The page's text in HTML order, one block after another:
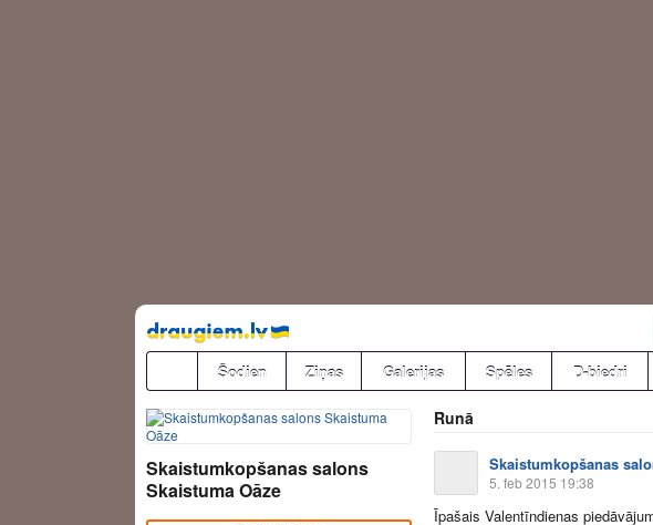
Pāriet
uz
saturu
Šodien Ziņas Galerijas Spēles D-biedri
Skaistumkopšanas salons
Skaistuma Oāze
Runā
Skaistumkopšanas
5. feb 2015 19:38
Īpašais Valentīndienas